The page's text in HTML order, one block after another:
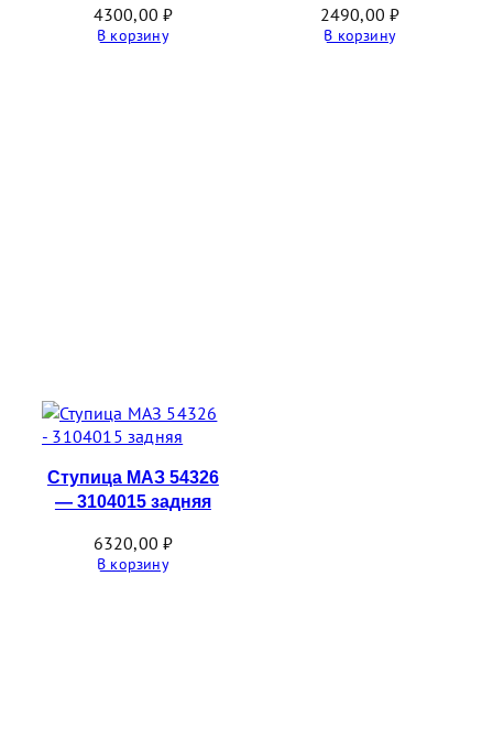
4300,00₽
В корзину
2490,00₽
В корзину
Ступица МАЗ 54326
— 3104015 задняя
6320,00₽
В корзину